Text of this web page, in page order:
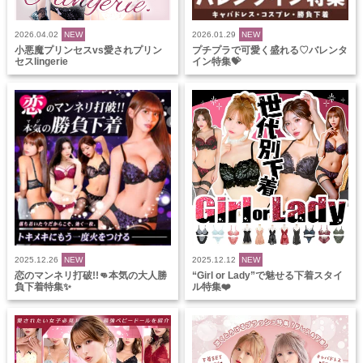
2026.04.02 NEW
小悪魔プリンセスvs愛されプリン
セスlingerie
2026.01.29 NEW
プチプラで可愛く盛れる♡バレンタ
イン特集💝
2025.12.26 NEW
恋のマンネリ打破!!👊本気の大人勝
負下着特集✨
2025.12.12 NEW
“Girl or Lady”で魅せる下着スタイ
ル特集❤️